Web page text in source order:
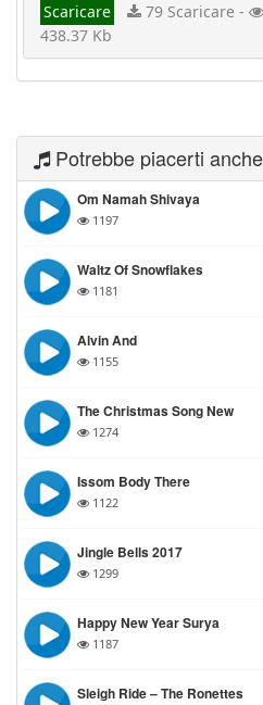
Scaricare 79 Scaricare -
438.37 Kb
Potrebbe piacerti anche
Om Namah Shivaya
1197
Waltz Of Snowflakes
1181
Alvin And
1155
The Christmas Song New
1274
Issom Body There
1122
Jingle Bells 2017
1299
Happy New Year Surya
1187
Sleigh Ride – The Ronettes